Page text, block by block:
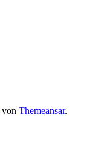
von Themeansar.